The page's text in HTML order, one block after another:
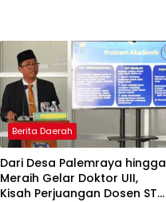
Berita Daerah
Dari Desa Palemraya hingga
Meraih Gelar Doktor UII,
Kisah Perjuangan Dosen STAI